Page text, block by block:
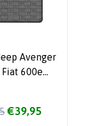
Avenger
600e
€39,95